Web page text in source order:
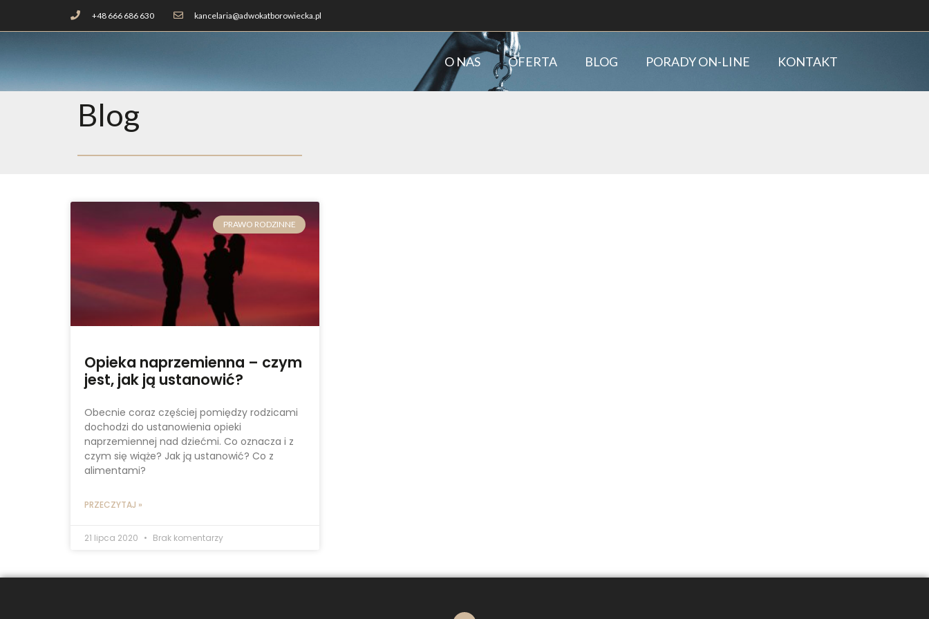
+48 666 686 630 kancelaria@adwokatborowiecka.pl
O NAS OFERTA BLOG PORADY ON-LINE KONTAKT
Blog
PRAWO RODZINNE
Opieka naprzemienna – czym
jest, jak ją ustanowić?
Obecnie coraz częściej pomiędzy rodzicami
dochodzi do ustanowienia opieki
naprzemiennej nad dziećmi. Co oznacza i z
czym się wiąże? Jak ją ustanowić? Co z
alimentami?
PRZECZYTAJ »
21 lipca 2020 Brak komentarzy